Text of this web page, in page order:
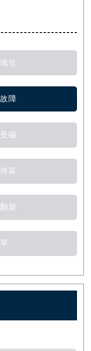
址
障
磁
坏
新